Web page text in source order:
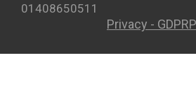
01408650511
Privacy - GDPR